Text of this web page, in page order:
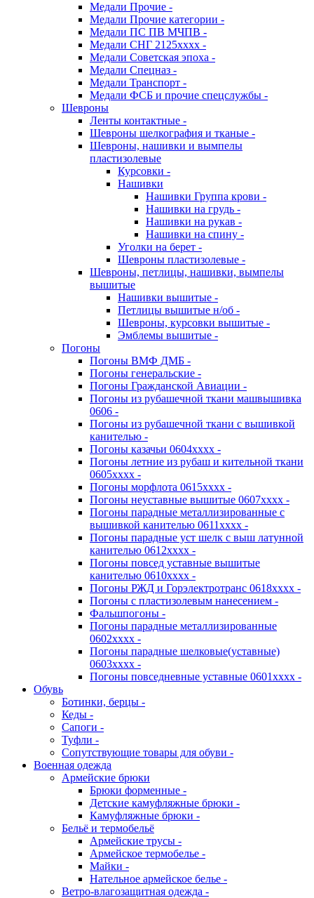
Медали Прочие -
Медали Прочие категории -
Медали ПС ПВ МЧПВ -
Медали СНГ 2125хххх -
Медали Советская эпоха -
Медали Спецназ -
Медали Транспорт -
Медали ФСБ и прочие спецслужбы -
Шевроны
Ленты контактные -
Шевроны шелкография и тканые -
Шевроны, нашивки и вымпелы
пластизолевые
Курсовки -
Нашивки
Нашивки Группа крови -
Нашивки на грудь -
Нашивки на рукав -
Нашивки на спину -
Уголки на берет -
Шевроны пластизолевые -
Шевроны, петлицы, нашивки, вымпелы
вышитые
Нашивки вышитые -
Петлицы вышитые н/об -
Шевроны, курсовки вышитые -
Эмблемы вышитые -
Погоны
Погоны ВМФ ДМБ -
Погоны генеральские -
Погоны Гражданской Авиации -
Погоны из рубашечной ткани машвышивка
0606 -
Погоны из рубашечной ткани с вышивкой
канителью -
Погоны казачьи 0604хххх -
Погоны летние из рубаш и кительной ткани
0605хххх -
Погоны морфлота 0615хххх -
Погоны неуставные вышитые 0607хххх -
Погоны парадные металлизированные с
вышивкой канителью 0611хххх -
Погоны парадные уст шелк с выш латунной
канителью 0612хххх -
Погоны повсед уставные вышитые
канителью 0610хххх -
Погоны РЖД и Горэлектротранс 0618хххх -
Погоны с пластизолевым нанесением -
Фальшпогоны -
Погоны парадные металлизированные
0602хххх -
Погоны парадные шелковые(уставные)
0603хххх -
Погоны повседневные уставные 0601хххх -
Обувь
Ботинки, берцы -
Кеды -
Сапоги -
Туфли -
Сопутствующие товары для обуви -
Военная одежда
Армейские брюки
Брюки форменные -
Детские камуфляжные брюки -
Камуфляжные брюки -
Бельё и термобельё
Армейские трусы -
Армейское термобелье -
Майки -
Нательное армейское белье -
Ветро-влагозащитная одежда -